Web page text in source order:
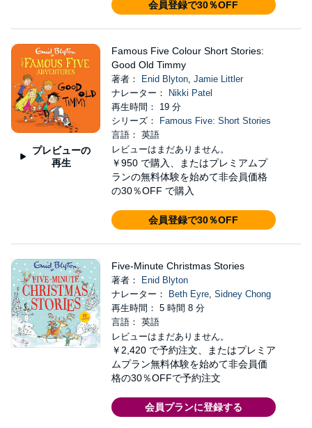
会員登録で30％OFF
プレビューの
再生
Famous Five Colour Short Stories:
Good Old Timmy
著者： Enid Blyton, Jamie Littler
ナレーター：
Nikki Patel
再生時間： 19 分
シリーズ：
Famous Five: Short Stories
言語： 英語
レビューはまだありません。
￥950 で購入、またはプレミアムプ
ランの無料体験を始めて非会員価格
の30％OFF で購入
会員登録で30％OFF
Five-Minute Christmas Stories
著者：
Enid Blyton
ナレーター：
Beth Eyre, Sidney Chong
再生時間： 5 時間 8 分
言語： 英語
レビューはまだありません。
￥2,420 で予約注文、またはプレミア
ムプラン無料体験を始めて非会員価
格の30％OFFで予約注文
会員プランに登録する